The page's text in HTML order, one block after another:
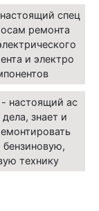
спец
ремонта
и электро
- настоящий ас
знает и
технику